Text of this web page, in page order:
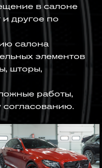
в салоне
и другое по
салона
элементов
шторы,
работы,
согласованию.